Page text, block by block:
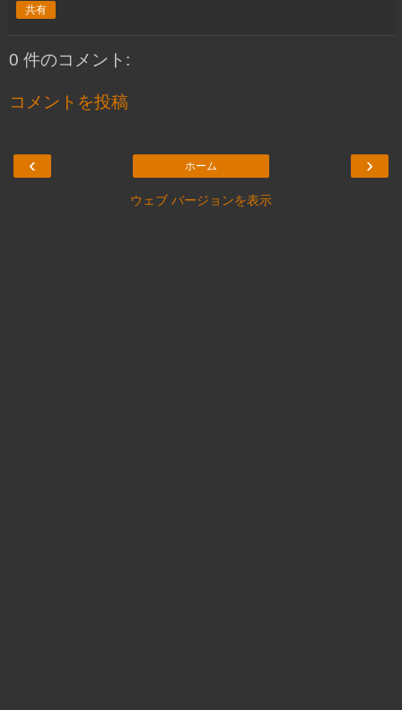
共有
0 件のコメント:
コメントを投稿
‹ ›
ホーム
ウェブ バージョンを表示